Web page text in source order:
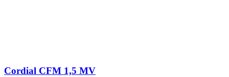
Cordial CFM 1,5 MV